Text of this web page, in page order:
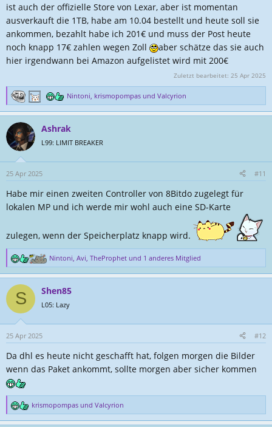
ist auch der offizielle Store von Lexar, aber ist momentan
ausverkauft die 1TB, habe am 10.04 bestellt und heute soll sie
ankommen, bezahlt habe ich 201€ und muss der Post heute
noch knapp 17€ zahlen wegen Zoll
aber schätze das sie auch
hier irgendwann bei Amazon aufgelistet wird mit 200€
Zuletzt bearbeitet: 25 Apr 2025
R
e
t
i
o
n
n
Nintoni krismopompas und Valcyrion
Ashrak
L99: LIMIT BREAKER
25 Apr 2025 #11
Habe mir einen zweiten Controller von 8Bitdo zugelegt für
lokalen MP und ich werde mir wohl auch eine SD-Karte
zulegen, wenn der Speicherplatz knapp wird.
R
e
i
o
n
e
n
Nintoni Avi TheProphet und 1 anderes Mitglied
S Shen85
L05: Lazy
25 Apr 2025 #12
Da dhl es heute nicht geschafft hat, folgen morgen die Bilder
wenn das Paket ankommt, sollte morgen aber sicher kommen
R
e
krismopompas und Valcyrion